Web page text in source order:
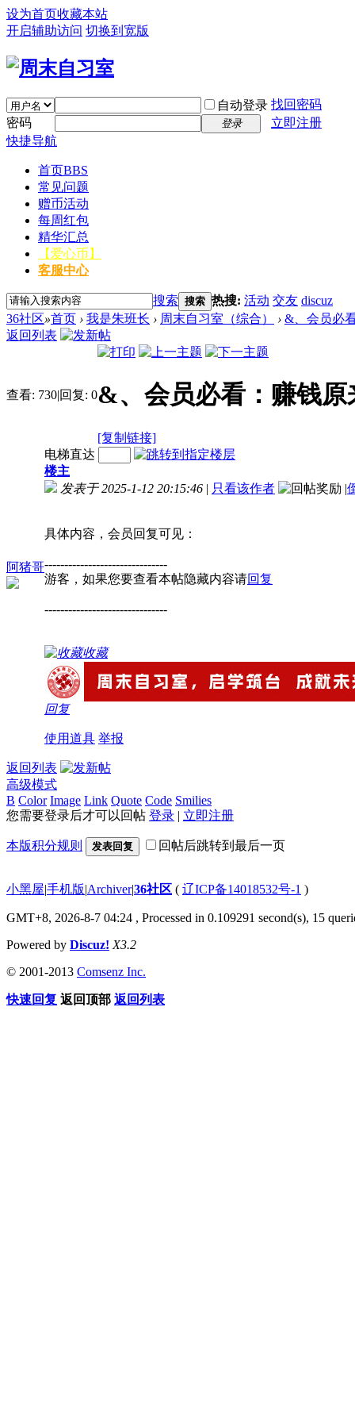
设为首页收藏本站
开启辅助访问 切换到宽版
自动登录 找回密码
密码
登录
立即注册
快捷导航
首页BBS
常见问题
赠币活动
每周红包
精华汇总
【爱心币】
客服中心
搜索 搜索 热搜: 活动 交友 discuz
36社区»首页 › 我是朱班长 › 周末自习室（综合） › &、会员必
返回列表
查看: 730|回复: 0&、会员必看：赚钱原
[复制链接]
阿猪哥
电梯直达
楼主
发表于 2025-1-12 20:15:46 | 只看该作者 |
具体内容，会员回复可见：
-------------------------------
游客，如果您要查看本帖隐藏内容请回复
-------------------------------
收藏
回复
使用道具 举报
返回列表
高级模式
B Color Image Link Quote Code Smilies
您需要登录后才可以回帖 登录 | 立即注册
本版积分规则 发表回复 回帖后跳转到最后一页
小黑屋|手机版|Archiver|36社区 ( 辽ICP备14018532号-1 )
GMT+8, 2026-8-7 04:24 , Processed in 0.109291 second(s), 15
Powered by Discuz! X3.2
© 2001-2013 Comsenz Inc.
快速回复 返回顶部 返回列表